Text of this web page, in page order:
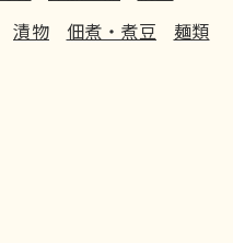
漬物 佃煮・煮豆 麺類